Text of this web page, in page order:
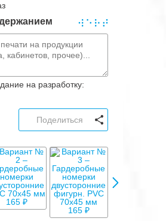
на разработку:
Поделиться
165 ₽
165 ₽